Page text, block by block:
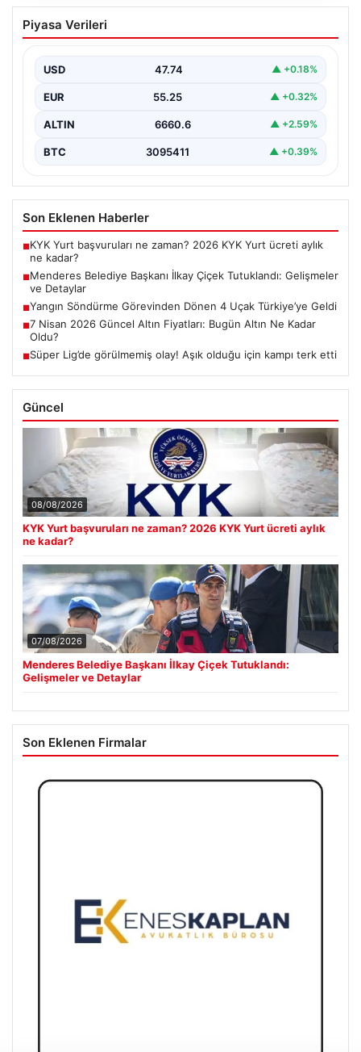
Menderes Belediye Başkanı İlkay Çiçek
Tutuklandı: Gelişmeler ve Detaylar
soruşturma kapsamında belediye başkanı İlkay Çiçek ve
14…
Piyasa Verileri
USD 47.74 ▲ +0.18%
EUR 55.25 ▲ +0.32%
ALTIN 6660.6 ▲ +2.59%
BTC 3095411 ▲ +0.39%
Son Eklenen Haberler
■KYK Yurt başvuruları ne zaman? 2026 KYK Yurt ücreti aylık
ne kadar?
■Menderes Belediye Başkanı İlkay Çiçek Tutuklandı: Gelişmeler
ve Detaylar
■Yangın Söndürme Görevinden Dönen 4 Uçak Türkiye’ye Geldi
■7 Nisan 2026 Güncel Altın Fiyatları: Bugün Altın Ne Kadar
Oldu?
■Süper Lig’de görülmemiş olay! Aşık olduğu için kampı terk etti
Güncel
08/08/2026
KYK Yurt başvuruları ne zaman? 2026 KYK Yurt ücreti aylık
ne kadar?
07/08/2026
Menderes Belediye Başkanı İlkay Çiçek Tutuklandı:
Gelişmeler ve Detaylar
Son Eklenen Firmalar